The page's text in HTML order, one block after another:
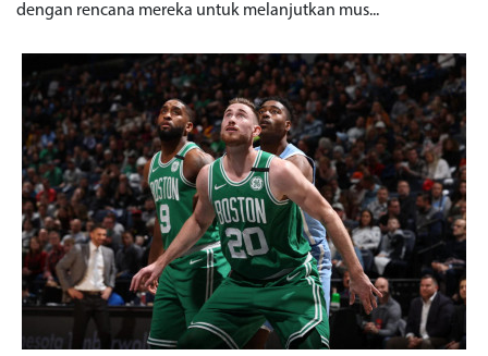
dengan rencana mereka untuk melanjutkan mus...